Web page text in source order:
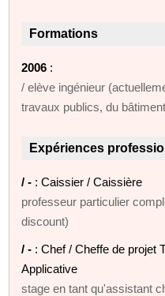
Formations
2006 :
/ elève ingénieur
travaux publics, du
Expériences
/ - : Caissier / Caissière
professeur particulier
discount)
/ - : Chef / Cheffe de projet
Applicative
stage en tant qu'assistant